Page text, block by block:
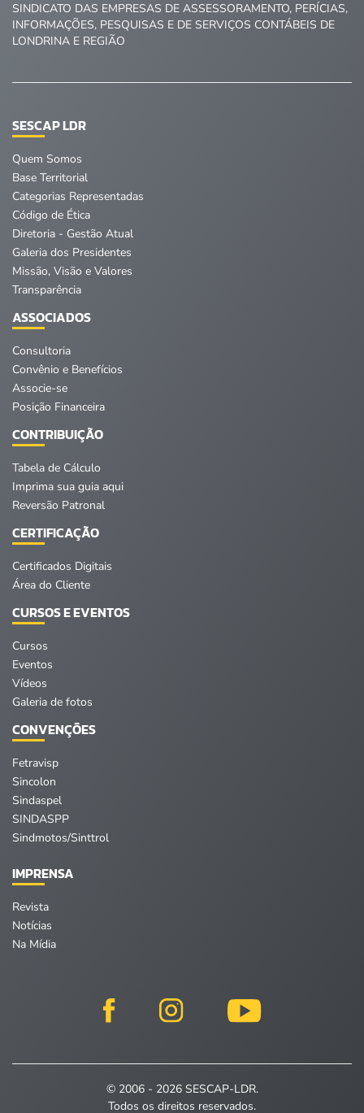
SINDICATO DAS EMPRESAS DE ASSESSORAMENTO, PERÍCIAS,
INFORMAÇÕES, PESQUISAS E DE SERVIÇOS CONTÁBEIS DE
LONDRINA E REGIÃO
SESCAP LDR
Quem Somos
Base Territorial
Categorias Representadas
Código de Ética
Diretoria - Gestão Atual
Galeria dos Presidentes
Missão, Visão e Valores
Transparência
ASSOCIADOS
Consultoria
Convênio e Benefícios
Associe-se
Posição Financeira
CONTRIBUIÇÃO
Tabela de Cálculo
Imprima sua guia aqui
Reversão Patronal
CERTIFICAÇÃO
Certificados Digitais
Área do Cliente
CURSOS E EVENTOS
Cursos
Eventos
Vídeos
Galeria de fotos
CONVENÇÕES
Fetravisp
Sincolon
Sindaspel
SINDASPP
Sindmotos/Sinttrol
IMPRENSA
Revista
Notícias
Na Mídia
© 2006 - 2026 SESCAP-LDR.
Todos os direitos reservados.